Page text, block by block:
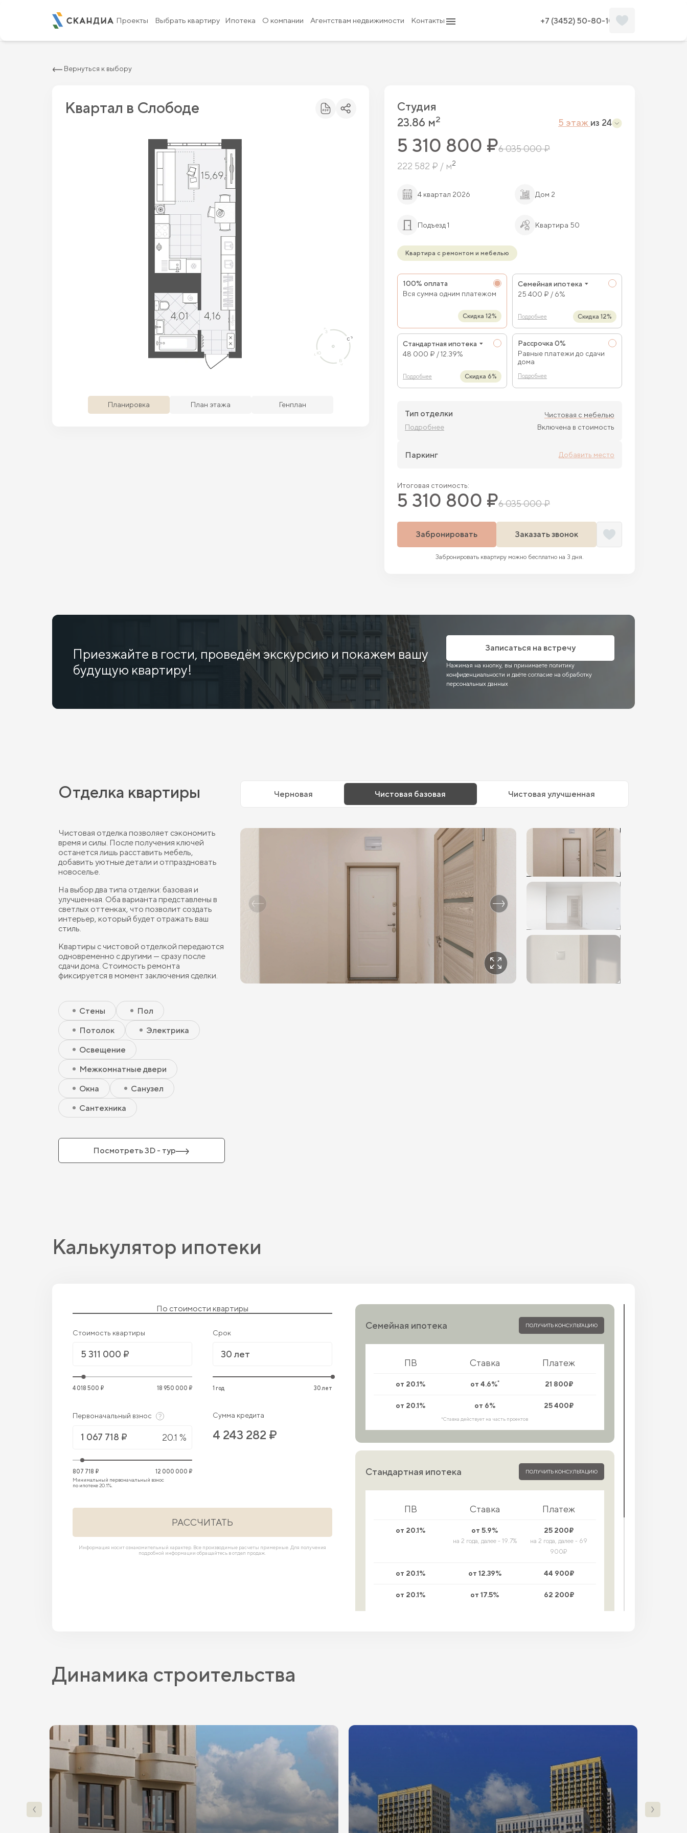
Проекты Выбрать квартиру Ипотека О компании Агентствам недвижимости Контакты +7 (3452) 50-80-10
Вернуться к выбору
Квартал в Слободе
Планировка План этажа Генплан
Студия
23.86 м2 5 этаж из 24
5 310 800 ₽6 035 000 ₽
222 582 ₽ / м2
4 квартал 2026 Дом 2
Подъезд 1 Квартира 50
Квартира с ремонтом и мебелью
100% оплата
Вся сумма одним платежом
Скидка 12%
Семейная ипотека
25 400 ₽ / 6%
Подробнее Скидка 12%
Стандартная ипотека
48 000 ₽ / 12.39%
Подробнее Скидка 6%
Рассрочка 0%
Равные платежи до сдачи
дома
Подробнее
Тип отделки
Чистовая с мебелью
Подробнее
Включена в стоимость
Паркинг Добавить место
Итоговая стоимость:
5 310 800 ₽6 035 000 ₽
Забронировать Заказать звонок
Забронировать квартиру можно бесплатно на 3 дня.
Студия 23.86 м25 310 800 ₽6 035 000 ₽ Забронировать Планировка
Приезжайте в гости, проведём экскурсию и покажем вашу
будущую квартиру!
Записаться на встречу
Нажимая на кнопку, вы принимаете политику
конфиденциальности и даёте согласие на обработку
персональных данных
Отделка квартиры Черновая Чистовая базовая Чистовая улучшенная
Чистовая отделка позволяет сэкономить
время и силы. После получения ключей
останется лишь расставить мебель,
добавить уютные детали и отпраздновать
новоселье.
На выбор два типа отделки: базовая и
улучшенная. Оба варианта представлены в
светлых оттенках, что позволит создать
интерьер, который будет отражать ваш
стиль.
Квартиры с чистовой отделкой передаются
одновременно с другими — сразу после
сдачи дома. Стоимость ремонта
фиксируется в момент заключения сделки.
Скрытый элемент 2 - Чистовая базовая
Скрытый элемент 1 - Чистовая базовая
Стены
Пол
Потолок
Электрика
Освещение
Межкомнатные двери
Окна
Санузел
Сантехника
Посмотреть 3D - тур
Калькулятор ипотеки
По стоимости квартиры
Стоимость квартиры
4 018 500 ₽ 18 950 000 ₽
Срок
1 год 30 лет
Первоначальный взнос
20.1 %
807 718 ₽
12 000 000 ₽
Минимальный первоначальный взнос
по ипотеке 20.1%.
Сумма кредита
4 243 282 ₽
РАССЧИТАТЬ
Информация носит ознакомительный характер. Все производимые расчеты примерные. Для получения
подробной информации обращайтесь в отдел продаж.
Семейная ипотека ПОЛУЧИТЬ КОНСУЛЬТАЦИЮ
ПВ Ставка Платеж
от 20.1% от 4.6%* 21 800₽
от 20.1% от 6% 25 400₽
*Ставка действует на часть проектов
Стандартная ипотека ПОЛУЧИТЬ КОНСУЛЬТАЦИЮ
ПВ Ставка Платеж
от 20.1% от 5.9%
на 2 года, далее - 19.7%
25 200₽
на 2 года, далее - 69
900₽
от 20.1% от 12.39% 44 900₽
от 20.1% от 17.5% 62 200₽
Динамика строительства